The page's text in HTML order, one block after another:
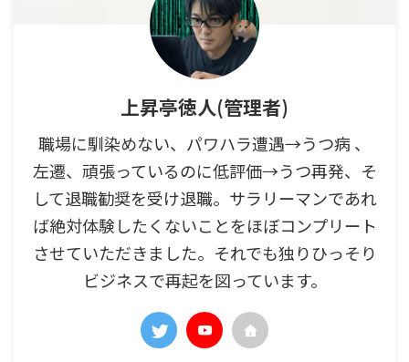
上昇亭徳人(管理者)
職場に馴染めない、パワハラ遭遇→うつ病 、
左遷、頑張っているのに低評価→うつ再発、そ
して退職勧奨を受け退職。サラリーマンであれ
ば絶対体験したくないことをほぼコンプリート
させていただきました。それでも独りひっそり
ビジネスで再起を図っています。